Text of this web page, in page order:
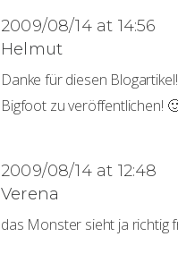
2009/08/14 at 14:56
Helmut
Danke für diesen
Bigfoot zu veröffentlichen!
2009/08/14 at 12:48
Verena
das Monster sieht ja richtig